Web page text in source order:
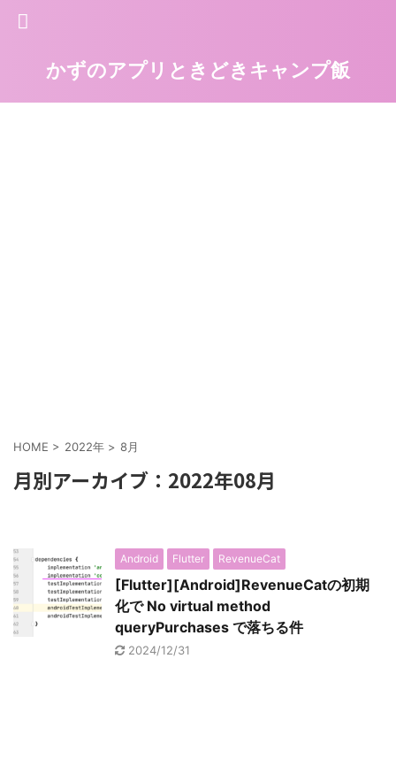
かずのアプリときどきキャンプ飯
HOME > 2022年 > 8月
月別アーカイブ：2022年08月
Android Flutter RevenueCat
[Flutter][Android]RevenueCatの初期
化で No virtual method
queryPurchases で落ちる件
2024/12/31